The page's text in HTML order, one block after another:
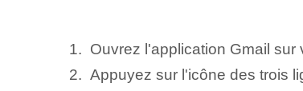
Ouvrez l'application Gmail sur
Appuyez sur l'icône des trois